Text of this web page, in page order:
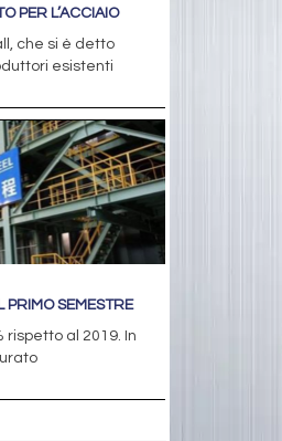
PER L’ACCIAIO
che si è detto
esistenti
PRIMO SEMESTRE
rispetto al 2019. In